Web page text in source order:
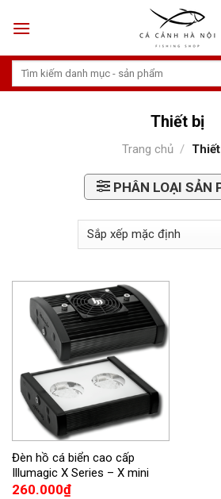
Tìm
Thiết bị
Trang chủ /
PHÂN LOẠI SẢN
Đèn hồ cá biển cao cấp
Illumagic X Series – X mini
260.000₫